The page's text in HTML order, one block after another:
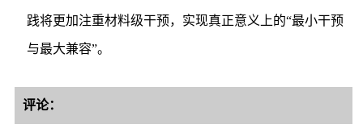
践将更加注重材料级干预，实现真正意义上的“最小干预
与最大兼容”。
评论：